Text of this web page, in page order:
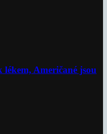
Američané jsou